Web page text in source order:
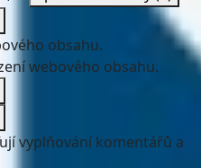
obsahu.
webového obsahu.
vyplňování komentářů a